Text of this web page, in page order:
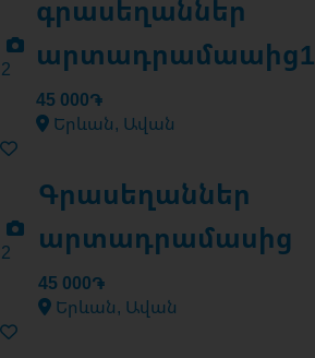
2
գրասեղաններ
արտադրամաաից1
45 000֏
Երևան, Ավան
2
Գրասեղաններ
արտադրամասից
45 000֏
Երևան, Ավան